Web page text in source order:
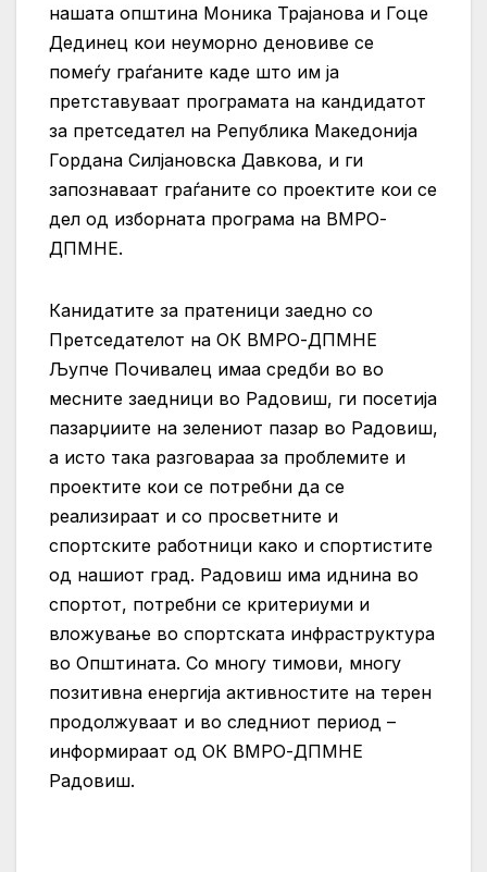
нашата општина Моника Трајанова и Гоце
Дединец кои неуморно деновиве се
помеѓу граѓаните каде што им ја
претставуваат програмата на кандидатот
за претседател на Република Македонија
Гордана Силјановска Давкова, и ги
запознаваат граѓаните со проектите кои се
дел од изборната програма на ВМРО-
ДПМНЕ.
Канидатите за пратеници заедно со
Претседателот на ОК ВМРО-ДПМНЕ
Љупче Почивалец имаа средби во во
месните заедници во Радовиш, ги посетија
пазарџиите на зелениот пазар во Радовиш,
а исто така разговараа за проблемите и
проектите кои се потребни да се
реализираат и со просветните и
спортските работници како и спортистите
од нашиот град. Радовиш има иднина во
спортот, потребни се критериуми и
вложување во спортската инфраструктура
во Општината. Со многу тимови, многу
позитивна енергија активностите на терен
продолжуваат и во следниот период –
информираат од ОК ВМРО-ДПМНЕ
Радовиш.